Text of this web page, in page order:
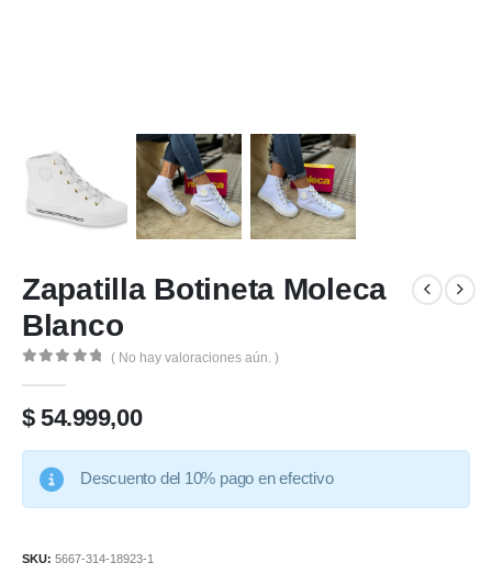
Zapatilla Botineta Moleca
Blanco
( No hay valoraciones aún. )
$54.999,00
Descuento del 10% pago en efectivo
SKU: 5667-314-18923-1